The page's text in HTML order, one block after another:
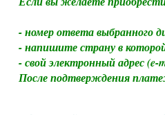
- номер ответа выбранного
- напишите страну в
- свой электронный адрес (e-
После подтверждения